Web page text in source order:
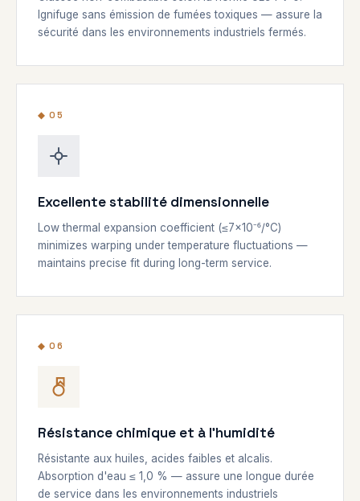
Ignifuge sans émission de fumées toxiques — assure la
sécurité dans les environnements industriels fermés.
◆ 05
Excellente stabilité dimensionnelle
Low thermal expansion coefficient (≤7×10⁻⁶/°C)
minimizes warping under temperature fluctuations —
maintains precise fit during long-term service.
◆ 06
Résistance chimique et à l'humidité
Résistante aux huiles, acides faibles et alcalis.
Absorption d'eau ≤ 1,0 % — assure une longue durée
de service dans les environnements industriels